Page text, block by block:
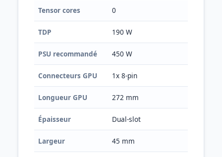
Tensor cores 0
TDP 190 W
PSU recommandé 450 W
Connecteurs GPU 1x 8-pin
Longueur GPU 272 mm
Épaisseur Dual-slot
Largeur 45 mm